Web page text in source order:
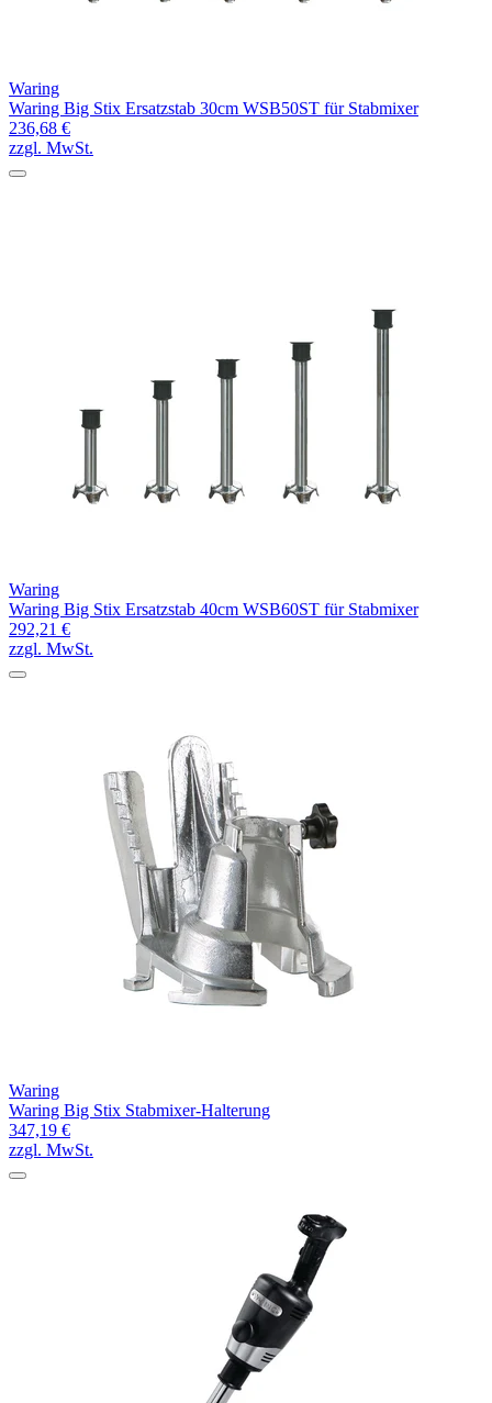
Waring
Waring Big Stix Ersatzstab 30cm WSB50ST für Stabmixer
236,68 €
zzgl. MwSt.
Waring
Waring Big Stix Ersatzstab 40cm WSB60ST für Stabmixer
292,21 €
zzgl. MwSt.
Waring
Waring Big Stix Stabmixer-Halterung
347,19 €
zzgl. MwSt.